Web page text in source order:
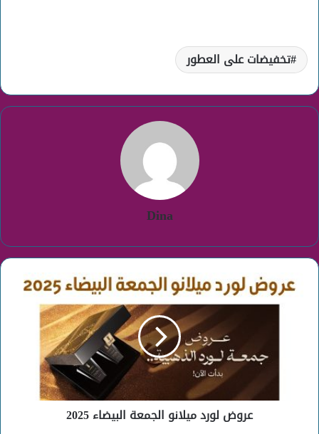
تخفيضات على العطور
Dina
عروض
لورد
عروض لورد ميلانو الجمعة البيضاء 2025